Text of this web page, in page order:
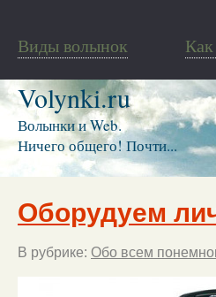
Виды волынок
Volynki.ru
Волынки и Web.
Ничего общего! Почти...
Оборудуем
В рубрике: Обо всем